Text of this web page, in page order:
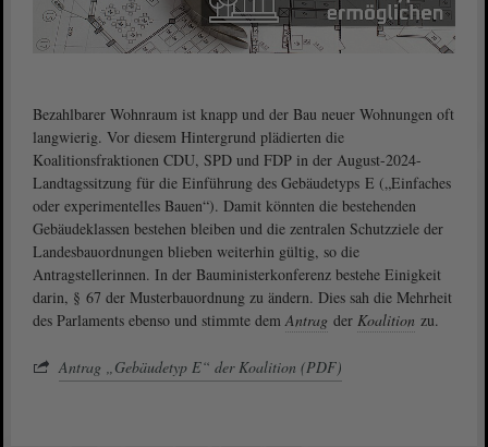
Bezahlbarer Wohnraum ist knapp und der Bau neuer Wohnungen oft
langwierig. Vor diesem Hintergrund plädierten die
Koalitionsfraktionen CDU, SPD und FDP in der August-2024-
Landtagssitzung für die Einführung des Gebäudetyps E („Einfaches
oder experimentelles Bauen“). Damit könnten die bestehenden
Gebäudeklassen bestehen bleiben und die zentralen Schutzziele der
Landesbauordnungen blieben weiterhin gültig, so die
Antragstellerinnen. In der Bauministerkonferenz bestehe Einigkeit
darin, § 67 der Musterbauordnung zu ändern. Dies sah die Mehrheit
des Parlaments ebenso und stimmte demAntrag der Koalition zu.
Antrag „Gebäudetyp E“ der Koalition (PDF)